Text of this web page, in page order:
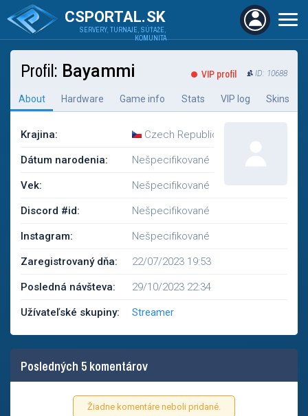
CSPORTAL.SK
SERVERY, TURNAJE, SÚŤAŽE,
KOMUNITA
Profil: Bayammi VIP profil ID: 10688
About Hardware Game info Stats VIP log Skins
Krajina: Czech Republic
Dátum narodenia: Nešpecifikované
Vek: Nešpecifikované
Discord #id: Nešpecifikované
Instagram: Nešpecifikované
Zaregistrovaný dňa: 22/07/2023 19:53
Posledná návšteva: 29/10/2023 22:34
Užívateľské skupiny: Streamer
Posledných 5 komentárov
Žiadne komentáre neboli pridané.